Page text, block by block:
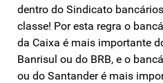
dentro do Sindicato
classe! Por esta regra o
da Caixa é mais importante
Banrisul ou do BRB, e o
ou do Santander é mais